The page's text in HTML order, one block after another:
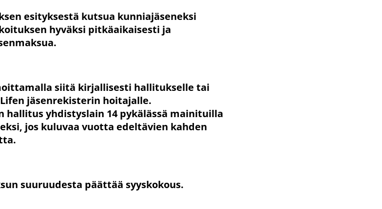
esityksestä kutsua kunniajäseneksi
hyväksi pitkäaikaisesti ja
siitä kirjallisesti hallitukselle tai
jäsenrekisterin hoitajalle.
hallitus yhdistyslain 14 pykälässä mainituilla
jos kuluvaa vuotta edeltävien kahden
suuruudesta päättää syyskokous.